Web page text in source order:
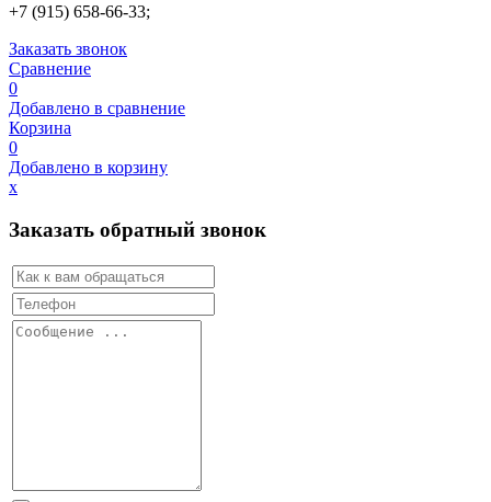
+7 (915) 658-66-33;
Заказать звонок
Сравнение
0
Добавлено в сравнение
Корзина
0
Добавлено в корзину
х
Заказать обратный звонок